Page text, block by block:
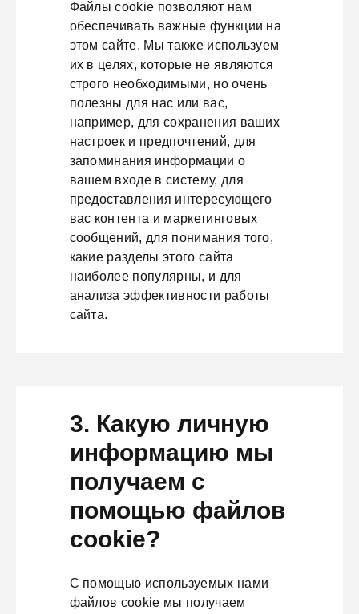
Файлы cookie позволяют нам
обеспечивать важные функции на
этом сайте. Мы также используем
их в целях, которые не являются
строго необходимыми, но очень
полезны для нас или вас,
например, для сохранения ваших
настроек и предпочтений, для
запоминания информации о
вашем входе в систему, для
предоставления интересующего
вас контента и маркетинговых
сообщений, для понимания того,
какие разделы этого сайта
наиболее популярны, и для
анализа эффективности работы
сайта.
3. Какую личную
информацию мы
получаем с
помощью файлов
cookie?
С помощью используемых нами
файлов cookie мы получаем